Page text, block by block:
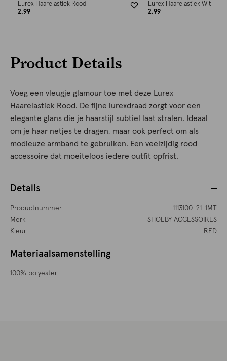
Lurex Haarelastiek Rood
2.99
Lurex Haarelastiek Wit
2.99
Product Details
Voeg een vleugje glamour toe met deze Lurex
Haarelastiek Rood. De fijne lurexdraad zorgt voor een
elegante glans die je haarstijl subtiel laat stralen. Ideaal
om je haar netjes te dragen, maar ook perfect om als
modieuze armband te gebruiken. Een veelzijdig rood
accessoire dat moeiteloos iedere outfit opfrist.
Details
Productnummer
1113100-21-1MT
Merk
SHOEBY ACCESSOIRES
Kleur
RED
Materiaalsamenstelling
100% polyester